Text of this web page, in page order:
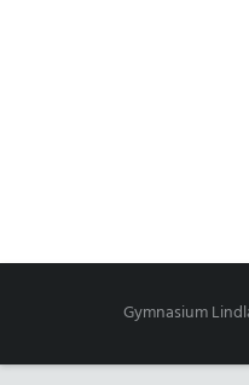
Gymnasium